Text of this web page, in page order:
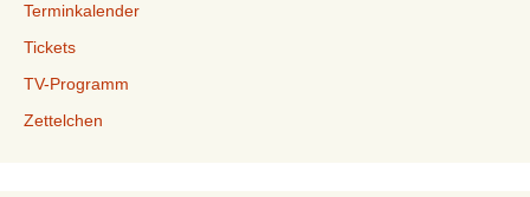
Terminkalender
Tickets
TV-Programm
Zettelchen